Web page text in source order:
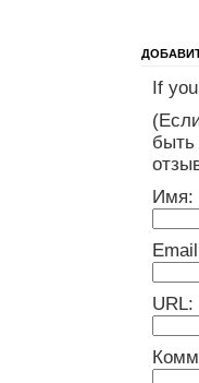
If
Имя:
URL: